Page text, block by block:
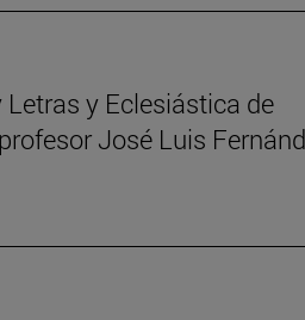
y Eclesiástica de
José Luis